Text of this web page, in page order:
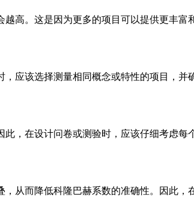
高。这是因为更多的项目可以提供更丰富
应该选择测量相同概念或特性的项目，并
，在设计问卷或测验时，应该仔细考虑每
从而降低科隆巴赫系数的准确性。因此，